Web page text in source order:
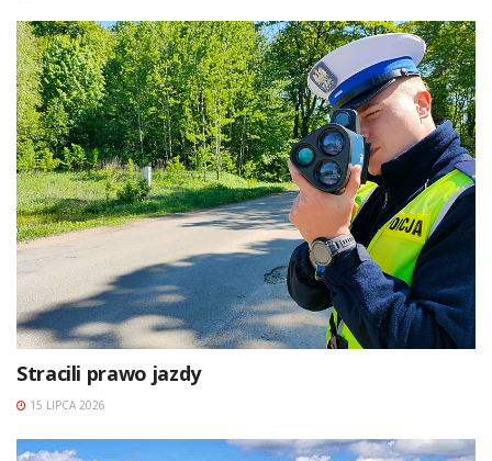
Stracili prawo jazdy
15 LIPCA 2026